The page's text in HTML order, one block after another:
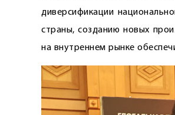
диверсификации
страны, созданию новых
на внутреннем рынке